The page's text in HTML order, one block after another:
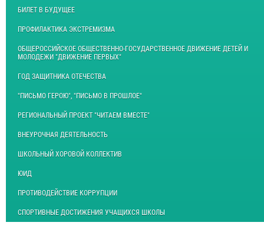
БИЛЕТ В БУДУЩЕЕ
ПРОФИЛАКТИКА ЭКСТРЕМИЗМА
ОБЩЕРОССИЙСКОЕ ОБЩЕСТВЕННО-ГОСУДАРСТВЕННОЕ ДВИЖЕНИЕ ДЕТЕЙ И
МОЛОДЕЖИ "ДВИЖЕНИЕ ПЕРВЫХ"
ГОД ЗАЩИТНИКА ОТЕЧЕСТВА
"ПИСЬМО ГЕРОЮ", "ПИСЬМО В ПРОШЛОЕ"
РЕГИОНАЛЬНЫЙ ПРОЕКТ "ЧИТАЕМ ВМЕСТЕ"
ВНЕУРОЧНАЯ ДЕЯТЕЛЬНОСТЬ
ШКОЛЬНЫЙ ХОРОВОЙ КОЛЛЕКТИВ
ЮИД
ПРОТИВОДЕЙСТВИЕ КОРРУПЦИИ
СПОРТИВНЫЕ ДОСТИЖЕНИЯ УЧАЩИХСЯ ШКОЛЫ